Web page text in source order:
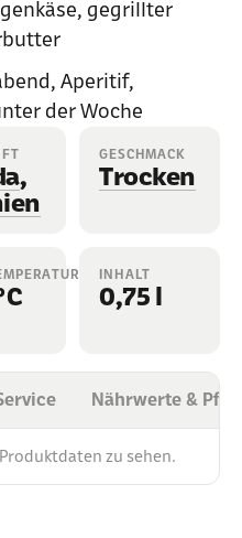
gegrillter
Aperitif,
der Woche
,
GESCHMACK
Trocken
INHALT
0,75 l
Nährwerte &
zu sehen.